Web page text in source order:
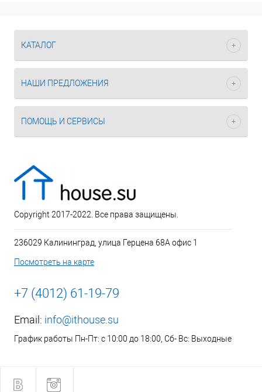
КАТАЛОГ
НАШИ ПРЕДЛОЖЕНИЯ
ПОМОЩЬ И СЕРВИСЫ
Copyright 2017-2022. Все права защищены.
236029 Калининград, улица Герцена 68А офис 1
Посмотреть на карте
+7 (4012) 61-19-79
Email: info@ithouse.su
График работы Пн-Пт: с 10:00 до 18:00, Сб- Вс: Выходные